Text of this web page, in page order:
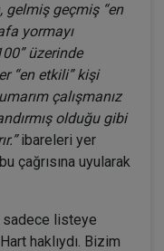
gelmiş geçmiş “en
yormayı
üzerinde
“en etkili” kişi
çalışmanız
olduğu gibi
ibareleri yer
çağrısına uyularak
sadece listeye
haklıydı. Bizim